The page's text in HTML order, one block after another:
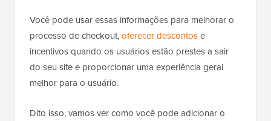
Você pode usar essas informações para melhorar o
processo de checkout,oferecer descontose
incentivos quando os usuários estão prestes a sair
do seu site e proporcionar uma experiência geral
melhor para o usuário.
Dito isso, vamos ver como você pode adicionar o